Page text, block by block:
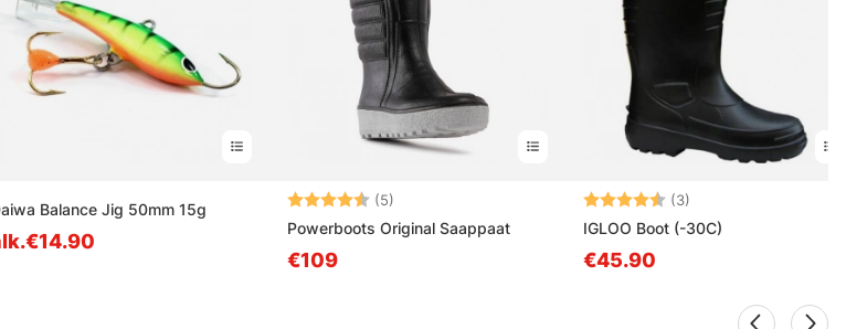
Balance Jig 50mm 15g
Arvio: (5)
Powerboots Original Saappaat
€109
Arvio: (3)
IGLOO Boot (-30C)
€45.90